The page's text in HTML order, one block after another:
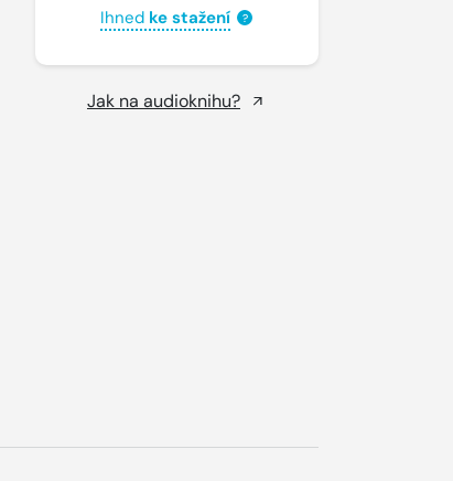
Ihned ke stažení ?
Jak na audioknihu?